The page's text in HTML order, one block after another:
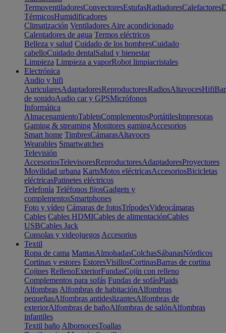
TermoventiladoresConvectoresEstufasRadiadoresCalefactores
TérmicosHumidificadores
Climatización Ventiladores Aire acondicionado
Calentadores de agua Termos eléctricos
Belleza y salud Cuidado de los hombresCuidado
cabelloCuidado dentalSalud y bienestar
Limpieza Limpieza a vaporRobot limpiacristales
Electrónica
Audio y hifi
AuricularesAdaptadoresReproductoresRadiosAltavocesHifi
de sonidoAudio car y GPSMicrófonos
Informática
AlmacenamientoTabletsComplementosPortátilesImpresoras
Gaming & streaming Monitores gamingAccesorios
Smart home TimbresCámarasAltavoces
Wearables Smartwatches
Televisión
AccesoriosTelevisoresReproductoresAdaptadoresProyectores
Movilidad urbana KartsMotos eléctricasAccesoriosBicicletas
eléctricasPatinetes eléctricos
Telefonía Teléfonos fijosGadgets y
complementosSmartphones
Foto y vídeo Cámaras de fotosTrípodesVideocámaras
Cables Cables HDMICables de alimentaciónCables
USBCables Jack
Consolas y videojuegos Accesorios
Textil
Ropa de cama MantasAlmohadasColchasSábanasNórdicos
Cortinas y estores EstoresVisillosCortinasBarras de cortina
Cojines RellenoExteriorFundasCojín con relleno
Complementos para sofás Fundas de sofásPlaids
Alfombras Alfombras de habitaciónAlfombras
pequeñasAlfombras antideslizantesAlfombras de
exteriorAlfombras de bañoAlfombras de salónAlfombras
infantiles
Textil baño AlbornocesToallas